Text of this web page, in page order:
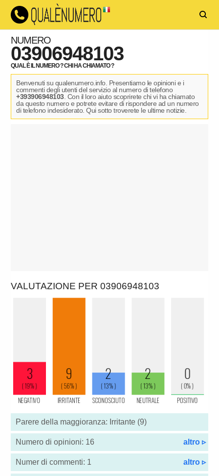
NUMERO
03906948103
QUAL È IL NUMERO ? CHI HA CHIAMATO ?
Benvenuti su qualenumero.info. Presentiamo le opinioni e i
commenti degli utenti del servizio al numero di telefono
+393906948103. Con il loro aiuto scoprirete chi vi ha chiamato
da questo numero e potrete evitare di rispondere ad un numero
di telefono indesiderato. Qui sotto troverete le ultime notizie.
VALUTAZIONE PER 03906948103
Parere della maggioranza: Irritante (9)
Numero di opinioni: 16 altro ▹
Numer di commenti: 1 altro ▹